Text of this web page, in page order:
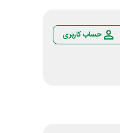
حساب کاربری